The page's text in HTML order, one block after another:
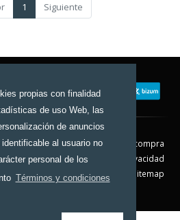
propias con finalidad
de uso Web, las
de anuncios
al usuario no
personal de los
Términos y condiciones
1 Siguiente
Aviso Legal
Condiciones de compra
de devolución
Política de Privacidad
Política de Cookies
Sitemap